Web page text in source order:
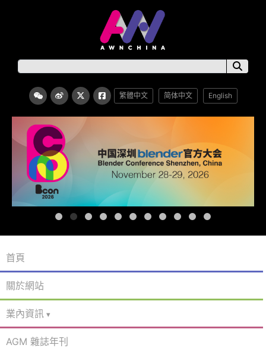
繁體中文 简体中文 English
首頁
關於網站
業內資訊
AGM 雜誌年刊